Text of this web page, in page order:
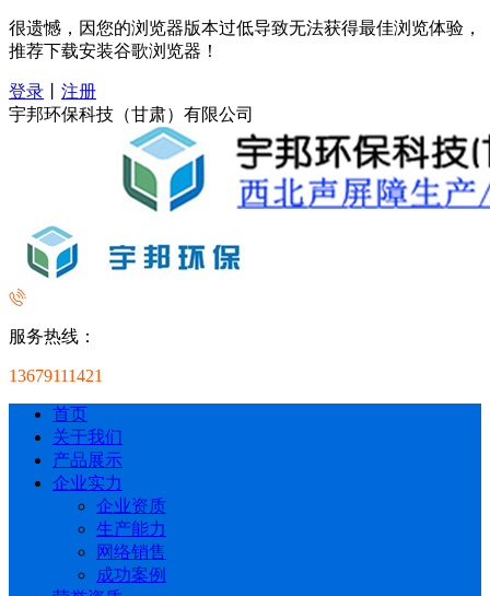
很遗憾，因您的浏览器版本过低导致无法获得最佳浏览体验，
推荐下载安装谷歌浏览器！
登录
注册
宇邦环保科技（甘肃）有限公司
服务热线：
13679111421
首页
关于我们
产品展示
企业实力
企业资质
生产能力
网络销售
成功案例